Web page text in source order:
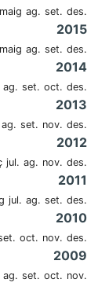
maig ag. set. des.
2015
maig ag. set. des.
2014
ag. set. oct. des.
2013
ag. set. nov. des.
2012
jul. ag. nov. des.
2011
jul. ag. set. des.
2010
oct. nov. des.
2009
ag. set. oct. nov.